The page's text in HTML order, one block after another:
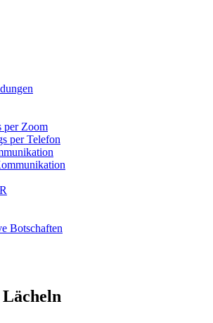
per Zoom
per Telefon
Botschaften
Lächeln